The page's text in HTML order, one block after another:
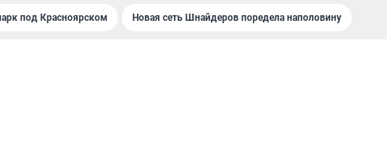
под Крaсноярском Новая сеть Шнайдеров поредела наполовину